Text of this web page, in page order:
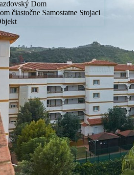
Dom
čiastočne Samostatne Stojaci